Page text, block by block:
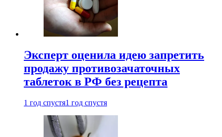
Эксперт оценила идею запретить
продажу противозачаточных
таблеток в РФ без рецепта
1 год спустя1 год спустя